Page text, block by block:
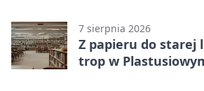
7 sierpnia 2026
Z papieru do starej
trop w